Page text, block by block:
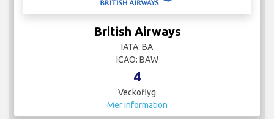
British Airways
IATA: BA
ICAO: BAW
4
Veckoflyg
Mer information